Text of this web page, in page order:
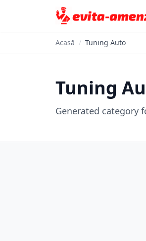
Acasă / Tuning Auto
Tuning
Generated category